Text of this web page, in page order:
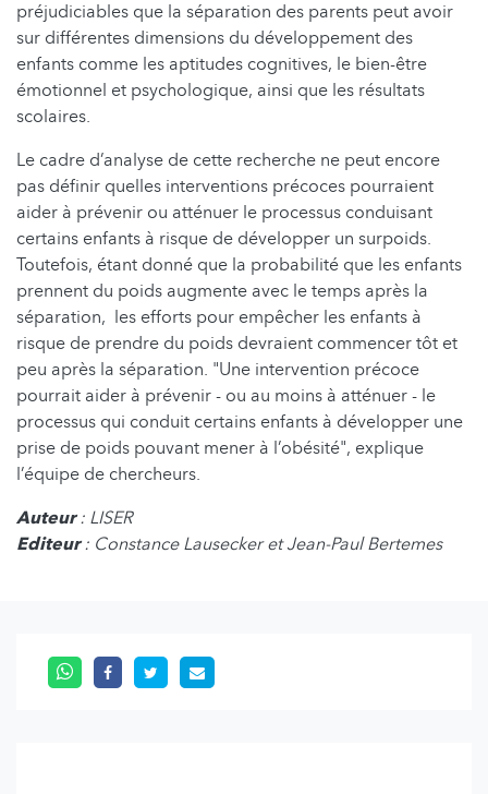
préjudiciables que la séparation des parents peut avoir
sur différentes dimensions du développement des
enfants comme les aptitudes cognitives, le bien-être
émotionnel et psychologique, ainsi que les résultats
scolaires.
Le cadre d’analyse de cette recherche ne peut encore
pas définir quelles interventions précoces pourraient
aider à prévenir ou atténuer le processus conduisant
certains enfants à risque de développer un surpoids.
Toutefois, étant donné que la probabilité que les enfants
prennent du poids augmente avec le temps après la
séparation, les efforts pour empêcher les enfants à
risque de prendre du poids devraient commencer tôt et
peu après la séparation. "Une intervention précoce
pourrait aider à prévenir - ou au moins à atténuer - le
processus qui conduit certains enfants à développer une
prise de poids pouvant mener à l’obésité", explique
l’équipe de chercheurs.
Auteur: LISER
Editeur: Constance Lausecker et Jean-Paul Bertemes